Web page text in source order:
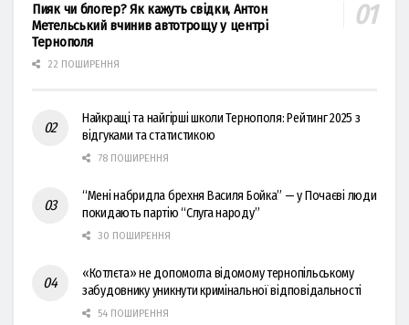
Пияк чи блогер? Як кажуть свідки, Антон
Метельський вчинив автотрощу у центрі
Тернополя
22 ПОШИРЕННЯ
Найкращі та найгірші школи Тернополя: Рейтинг 2025 з
відгуками та статистикою
78 ПОШИРЕННЯ
“Мені набридла брехня Василя Бойка” — у Почаєві люди
покидають партію “Слуга народу”
30 ПОШИРЕННЯ
«Котлєта» не допомогла відомому тернопільському
забудовнику уникнути кримінальної відповідальності
54 ПОШИРЕННЯ